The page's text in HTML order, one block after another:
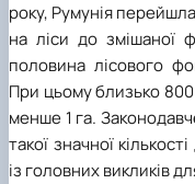
року, Румунія
на ліси до змішаної
половина лісового
При цьому близько
менше 1 га.
такої значної
із головних викликів